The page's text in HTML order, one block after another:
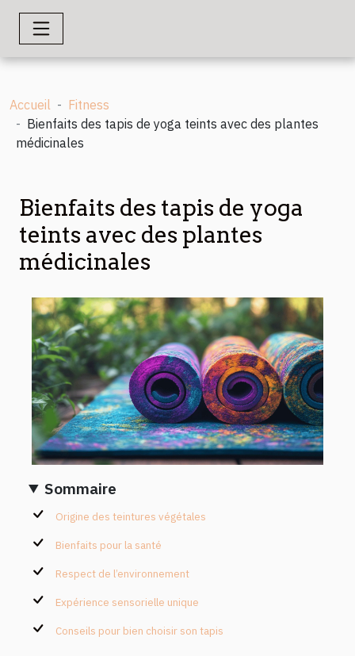
Accueil
Fitness
Bienfaits des tapis de yoga teints avec des plantes
médicinales
Bienfaits des tapis de yoga
teints avec des plantes
médicinales
Sommaire
Origine des teintures végétales
Bienfaits pour la santé
Respect de l’environnement
Expérience sensorielle unique
Conseils pour bien choisir son tapis